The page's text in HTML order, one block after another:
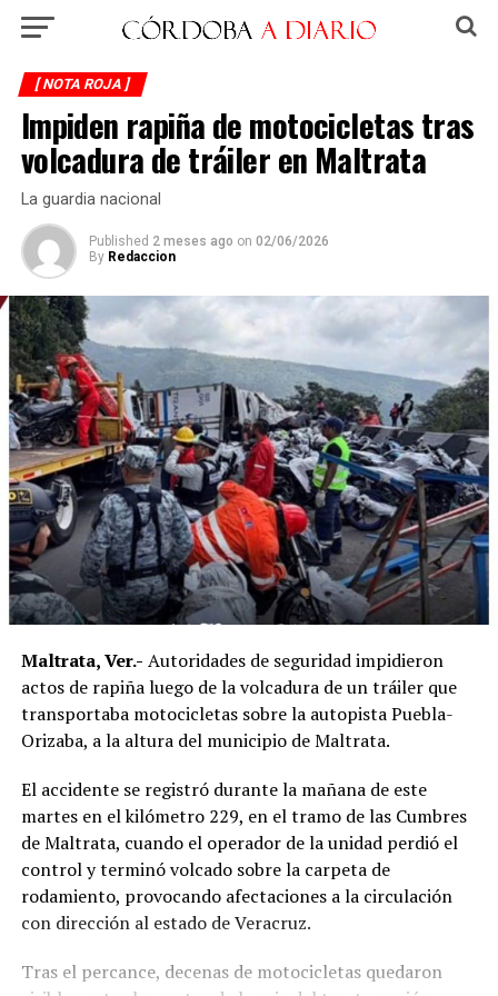
[ NOTA ROJA ]
Impiden rapiña de motocicletas tras
volcadura de tráiler en Maltrata
La guardia nacional
Published 2 meses ago on 02/06/2026
By Redaccion
Maltrata, Ver.- Autoridades de seguridad impidieron
actos de rapiña luego de la volcadura de un tráiler que
transportaba motocicletas sobre la autopista Puebla-
Orizaba, a la altura del municipio de Maltrata.
El accidente se registró durante la mañana de este
martes en el kilómetro 229, en el tramo de las Cumbres
de Maltrata, cuando el operador de la unidad perdió el
control y terminó volcado sobre la carpeta de
rodamiento, provocando afectaciones a la circulación
con dirección al estado de Veracruz.
Tras el percance, decenas de motocicletas quedaron